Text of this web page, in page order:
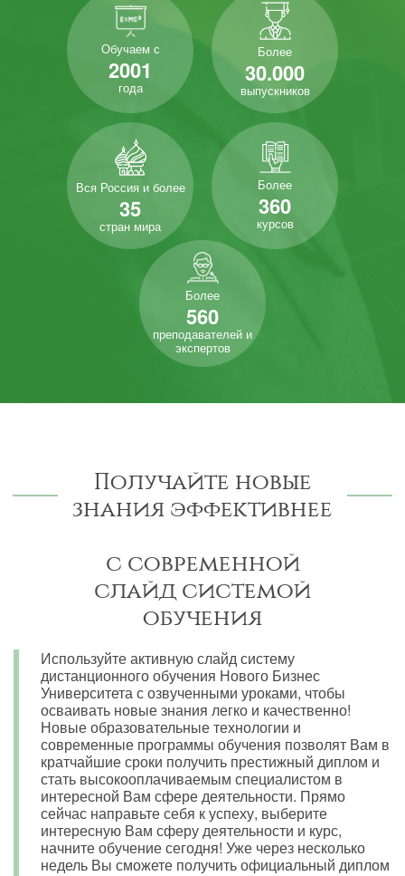
Обучаем с
2001
года
Более
30.000
выпускников
Вся Россия и более
35
стран мира
Более
360
курсов
Более
560
преподавателей и
экспертов
Получайте новые
знания эффективнее
с современной
слайд системой
обучения
Используйте активную слайд систему
дистанционного обучения Нового Бизнес
Университета с озвученными уроками, чтобы
осваивать новые знания легко и качественно!
Новые образовательные технологии и
современные программы обучения позволят Вам в
кратчайшие сроки получить престижный диплом и
стать высокооплачиваемым специалистом в
интересной Вам сфере деятельности. Прямо
сейчас направьте себя к успеху, выберите
интересную Вам сферу деятельности и курс,
начните обучение сегодня! Уже через несколько
недель Вы сможете получить официальный диплом